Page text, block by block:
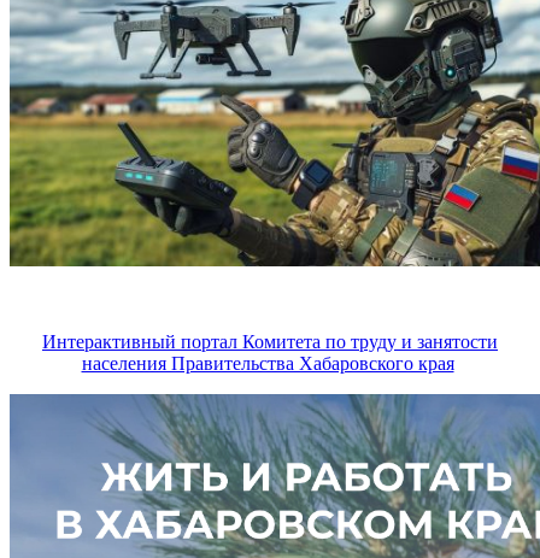
Интерактивный портал Комитета по труду и занятости
населения Правительства Хабаровского края